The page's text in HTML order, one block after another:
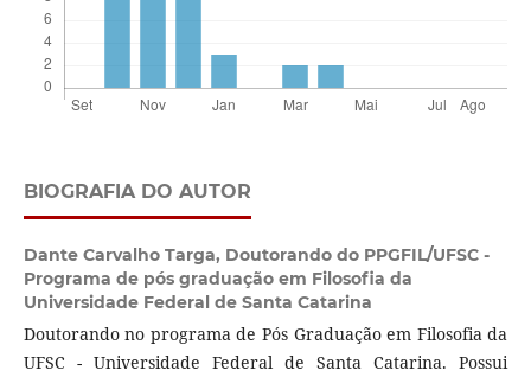
BIOGRAFIA DO AUTOR
Dante Carvalho Targa, Doutorando do PPGFIL/UFSC -
Programa de pós graduação em Filosofia da
Universidade Federal de Santa Catarina
Doutorando no programa de Pós Graduação em Filosofia da
UFSC - Universidade Federal de Santa Catarina. Possui